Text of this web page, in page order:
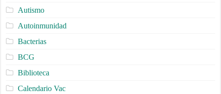
Autismo
Autoinmunidad
Bacterias
BCG
Biblioteca
Calendario Vac